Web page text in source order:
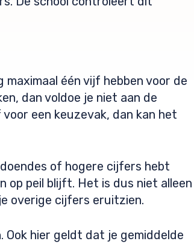
één vijf hebben voor de
dan voldoe je niet aan de
een keuzevak, dan kan het
of hogere cijfers hebt
op peil blijft. Het is dus niet alleen
overige cijfers eruitzien.
hier geldt dat je gemiddelde